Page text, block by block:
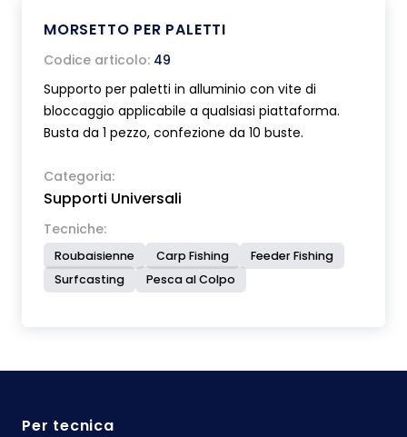
MORSETTO PER PALETTI
Codice articolo: 49
Supporto per paletti in alluminio con vite di
bloccaggio applicabile a qualsiasi piattaforma.
Busta da 1 pezzo, confezione da 10 buste.
Categoria:
Supporti Universali
Tecniche:
Roubaisienne Carp Fishing
Feeder Fishing
Surfcasting
Pesca al Colpo
Per tecnica